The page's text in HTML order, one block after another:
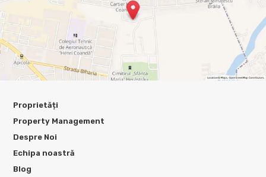
Proprietăți
Property Management
Despre Noi
Echipa noastră
Blog